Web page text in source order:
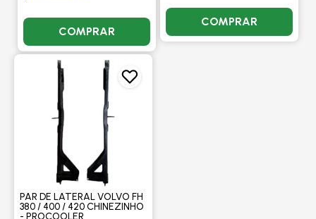
COMPRAR
COMPRAR
PAR DE LATERAL VOLVO FH
380 / 400 / 420 CHINEZINHO
- PROCOOLER